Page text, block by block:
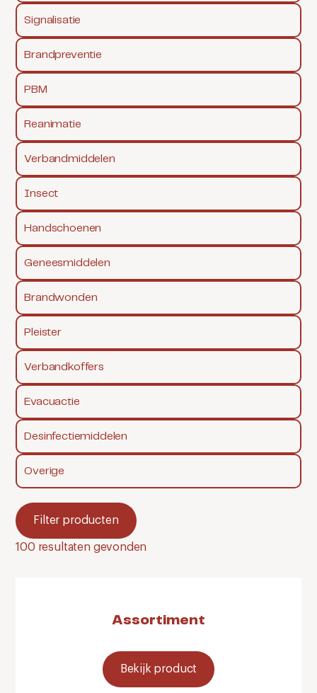
Signalisatie
Brandpreventie
PBM
Reanimatie
Verbandmiddelen
Insect
Handschoenen
Geneesmiddelen
Brandwonden
Pleister
Verbandkoffers
Evacuactie
Desinfectiemiddelen
Overige
Filter producten
100 resultaten gevonden
Assortiment
Bekijk product